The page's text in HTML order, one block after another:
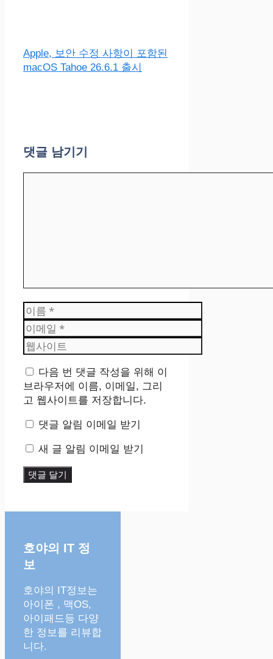
Apple, 보안 수정 사항이 포함된
macOS Tahoe 26.6.1 출시
댓글 남기기
이
름
이
메
일
웹
사
이
트
다음 번 댓글 작성을 위해 이
브라우저에 이름, 이메일, 그리
고 웹사이트를 저장합니다.
댓글 알림 이메일 받기
새 글 알림 이메일 받기
호야의 IT 정
보
호야의 IT정보는
아이폰 , 맥OS,
아이패드등 다양
한 정보를 리뷰합
니다.